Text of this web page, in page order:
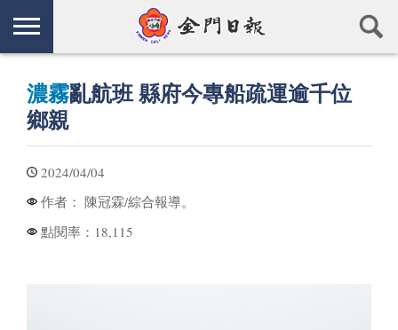
濃霧亂航班 縣府今專船疏運逾千位
鄉親
2024/04/04
作者： 陳冠霖/綜合報導。
點閱率： 18,115